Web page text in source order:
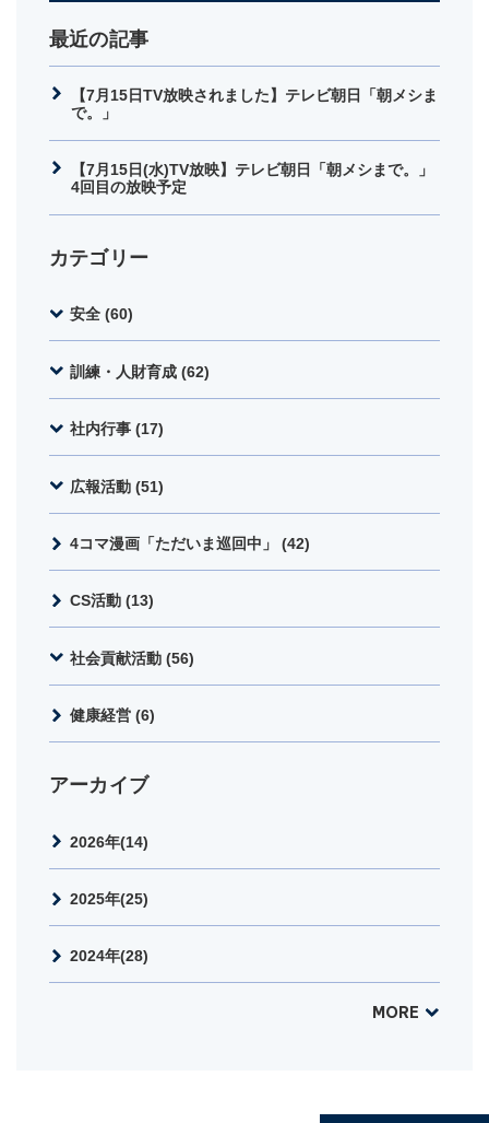
最近の記事
【7月15日TV放映されました】テレビ朝日「朝メシま
で。」
【7月15日(水)TV放映】テレビ朝日「朝メシまで。」
4回目の放映予定
カテゴリー
安全 (60)
訓練・人財育成 (62)
社内行事 (17)
広報活動 (51)
4コマ漫画「ただいま巡回中」 (42)
CS活動 (13)
社会貢献活動 (56)
健康経営 (6)
アーカイブ
2026年(14)
2025年(25)
2024年(28)
MORE